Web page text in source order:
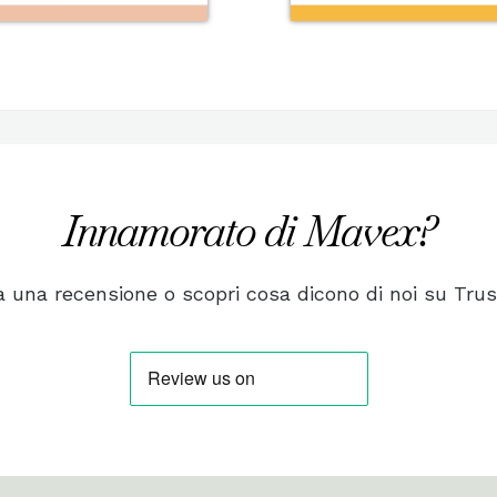
Innamorato di Mavex?
una recensione o scopri cosa dicono di noi su